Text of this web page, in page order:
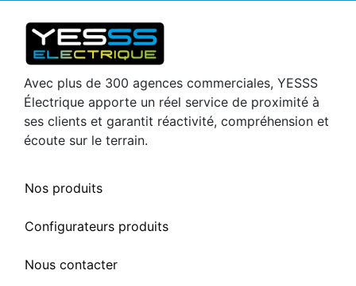
Avec plus de 300 agences commerciales, YESSS
Électrique apporte un réel service de proximité à
ses clients et garantit réactivité, compréhension et
écoute sur le terrain.
Nos produits
Configurateurs produits
Nous contacter